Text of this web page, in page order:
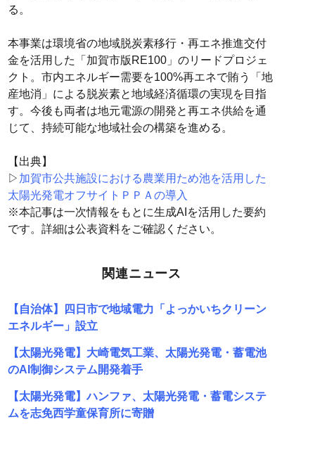
る。
本事業は環境省の地域脱炭素移行・再エネ推進交付
金を活用した「加賀市版RE100」のリードプロジェ
クト。市内エネルギー需要を100%再エネで賄う「地
産地消」による脱炭素と地域経済循環の実現を目指
す。今後も両者は地元電源の開発と再エネ供給を通
じて、持続可能な地域社会の構築を進める。
【出典】
▷ 加賀市公共施設における農業用ため池を活用した
太陽光発電オフサイトＰＰＡの導入
※本記事は一次情報をもとに生成AIを活用した要約
です。詳細は公表資料をご確認ください。
関連ニュース
【自治体】四日市で地域電力「よっかいちクリーン
エネルギー」設立
【太陽光発電】大崎電気工業、太陽光発電・蓄電池
のAI制御システム開発着手
【太陽光発電】ハンファ、太陽光発電・蓄電システ
ムを志免西学童保育所に寄贈